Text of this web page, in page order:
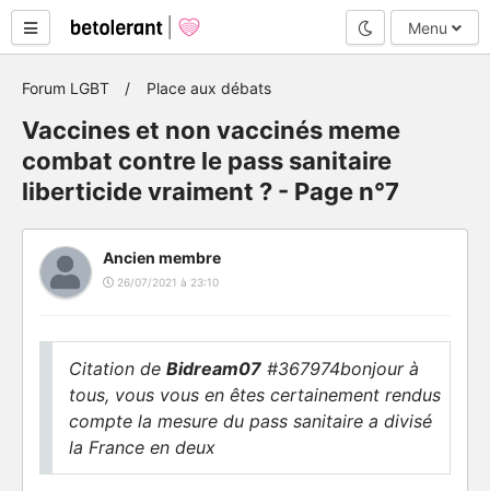
Mode nuit
Menu
Forum LGBT Place aux débats
Vaccines et non vaccinés meme
combat contre le pass sanitaire
liberticide vraiment ? - Page n°7
Ancien membre
26/07/2021 à 23:10
Citation de Bidream07 #367974bonjour à
tous, vous vous en êtes certainement rendus
compte la mesure du pass sanitaire a divisé
la France en deux